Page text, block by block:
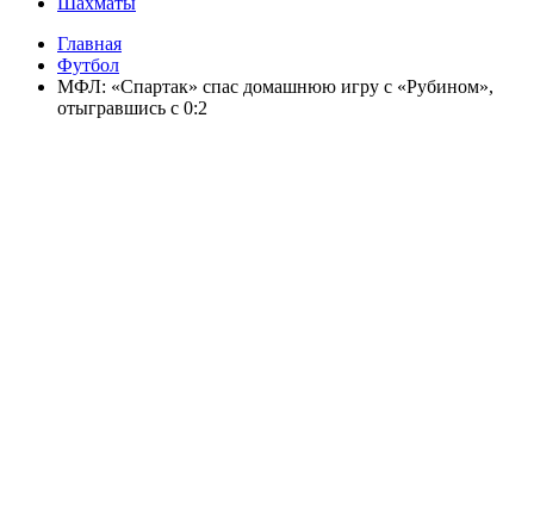
Главная
Футбол
МФЛ: «Спартак» спас домашнюю игру с «Рубином»,
отыгравшись с 0:2